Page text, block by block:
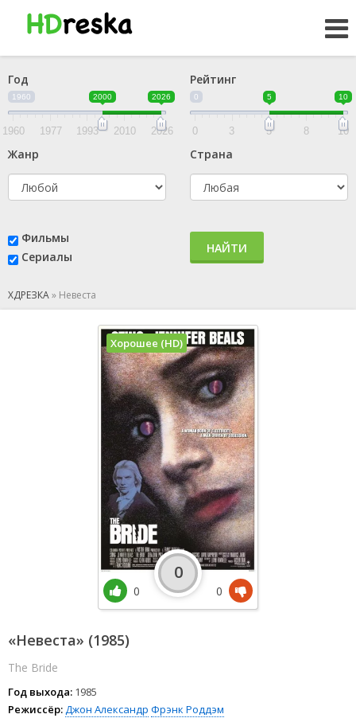
Год
1960 2000 2026
1960 1977 1993 2010 2026
Рейтинг
0 5 10
0 3 5 8 10
Жанр Страна
Фильмы
Сериалы
НАЙТИ
ХДРЕЗКА» Невеста
«Невеста» (1985)
The Bride
Год выхода: 1985
Режиссёр: Джон Александр Фрэнк Роддэм
Хорошее (HD)
0
0
0